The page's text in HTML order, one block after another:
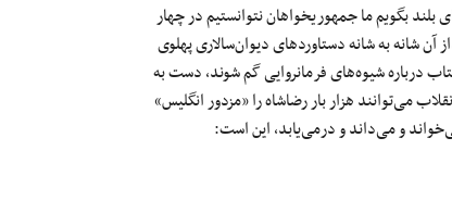
بگویم ما جمهوریخواهان نتوانستیم در چهار
شانه‌ به شانه دستاوردهای دیوان‌سالاری پهلوی
درباره شیوه‌های فرمانروایی گم شوند، دست به
می‌توانند هزار بار رضاشاه را «مزدور انگلیس»
و می‌داند و درمی‌یابد، این است: